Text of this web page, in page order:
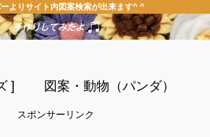
よりサイト内図案検索が出来ます^ ^
] 図案・動物（パンダ）
スポンサーリンク